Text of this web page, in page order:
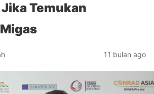
Temukan
11 bulan ago